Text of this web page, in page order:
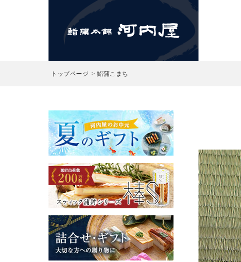
トップページ 鮨蒲こまち